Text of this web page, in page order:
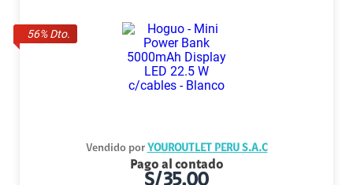
56% Dto.
Vendido por YOUROUTLET PERU S.A.C
Pago al contado
S/35.00